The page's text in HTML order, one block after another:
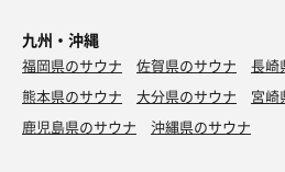
九州・沖縄
福岡県のサウナ 佐賀県のサウナ
長崎
熊本県のサウナ
大分県のサウナ
宮崎
鹿児島県のサウナ
沖縄県のサウナ